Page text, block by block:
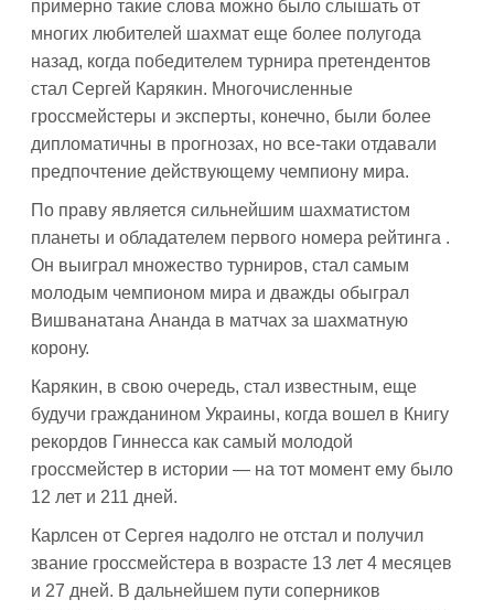
примерно такие слова можно было слышать от
многих любителей шахмат еще более полугода
назад, когда победителем турнира претендентов
стал Сергей Карякин. Многочисленные
гроссмейстеры и эксперты, конечно, были более
дипломатичны в прогнозах, но все-таки отдавали
предпочтение действующему чемпиону мира.
По праву является сильнейшим шахматистом
планеты и обладателем первого номера рейтинга .
Он выиграл множество турниров, стал самым
молодым чемпионом мира и дважды обыграл
Вишванатана Ананда в матчах за шахматную
корону.
Карякин, в свою очередь, стал известным, еще
будучи гражданином Украины, когда вошел в Книгу
рекордов Гиннесса как самый молодой
гроссмейстер в истории — на тот момент ему было
12 лет и 211 дней.
Карлсен от Сергея надолго не отстал и получил
звание гроссмейстера в возрасте 13 лет 4 месяцев
и 27 дней. В дальнейшем пути соперников